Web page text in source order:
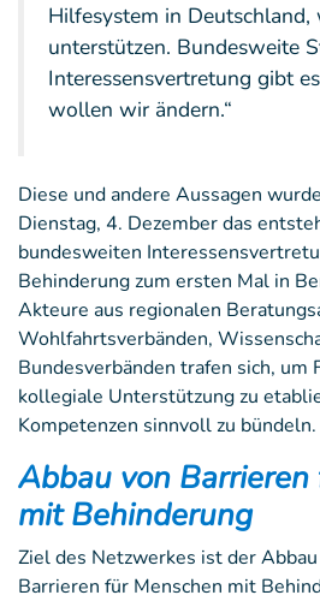
Hilfesystem in
unterstützen. Bundesweite
Interessensvertretung gibt
wollen wir ändern.“
Diese und andere Aussagen
Dienstag, 4. Dezember das
bundesweiten
Behinderung zum ersten Mal in
Akteure aus regionalen
Wohlfahrtsverbänden,
Bundesverbänden trafen sich, um
kollegiale Unterstützung zu
Kompetenzen sinnvoll zu bündeln.
Abbau von
mit Behinderung
Ziel des Netzwerkes ist der
Barrieren für Menschen mit